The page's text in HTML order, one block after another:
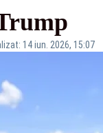
14 iun. 2026, 15:07